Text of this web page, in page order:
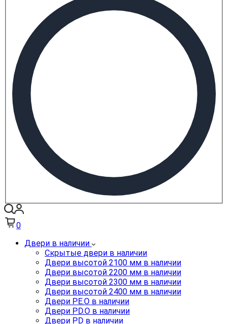
0
Двери в наличии
Скрытые двери в наличии
Двери высотой 2100 мм в наличии
Двери высотой 2200 мм в наличии
Двери высотой 2300 мм в наличии
Двери высотой 2400 мм в наличии
Двери PE.O в наличии
Двери PD.O в наличии
Двери PD в наличии